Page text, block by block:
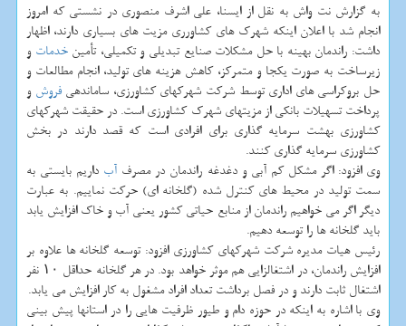
به گزارش نت واش به نقل از ایسنا، علی اشرف منصوری در نشستی که امروز
انجام شد با اعلان اینکه شهرک های کشاورری مزیت های بسیاری دارند، اظهار
داشت: راندمان بهینه با حل مشکلات صنایع تبدیلی و تکمیلی، تأمینخدمات و
زیرساخت به صورت یکجا و متمرکز، کاهش هزینه های تولید، انجام مطالعات و
حل بروکراسی های اداری توسط شرکت شهرکهای کشاورزی، ساماندهیفروش و
پرداخت تسهیلات بانکی از مزیتهای شهرک کشاورزی است. در حقیقت شهرکهای
کشاورزی بهشت سرمایه گذاری برای افرادی است که قصد دارند در بخش
کشاورزی سرمایه گذاری کنند.
وی افزود: اگر مشکل کم آبی و دغدغه راندمان در مصرف آب داریم بایستی به
سمت تولید در محیط های کنترل شده (گلخانه ای) حرکت نماییم. به عبارت
دیگر اگر می خواهیم راندمان از منابع حیاتی کشور یعنی آب و خاک افزایش یابد
باید گلخانه ها را توسعه دهیم.
رئیس هیات مدیره شرکت شهرکهای کشاورزی افزود: توسعه گلخانه ها علاوه بر
افزایش راندمان، در اشتغالزایی هم موثر خواهد بود. در هر گلخانه حداقل ۱۰ نفر
اشتغال ثابت دارند و در فصل برداشت تعداد افراد مشغول به کار افزایش می یابد.
وی با اشاره به اینکه در حوزه دام و طیور ظرفیت هایی را در استانها پیش بینی